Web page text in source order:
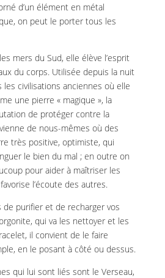
d’un élément en métal
on peut le porter tous les
mers du Sud, elle élève l’esprit
du corps. Utilisée depuis la nuit
civilisations anciennes où elle
une pierre « magique », la
de protéger contre la
de nous-mêmes où des
très positive, optimiste, qui
le bien du mal ; en outre on
pour aider à maîtriser les
l’écoute des autres.
de purifier et de recharger vos
qui va les nettoyer et les
il convient de le faire
en le posant à côté ou dessus.
qui lui sont liés sont le Verseau,